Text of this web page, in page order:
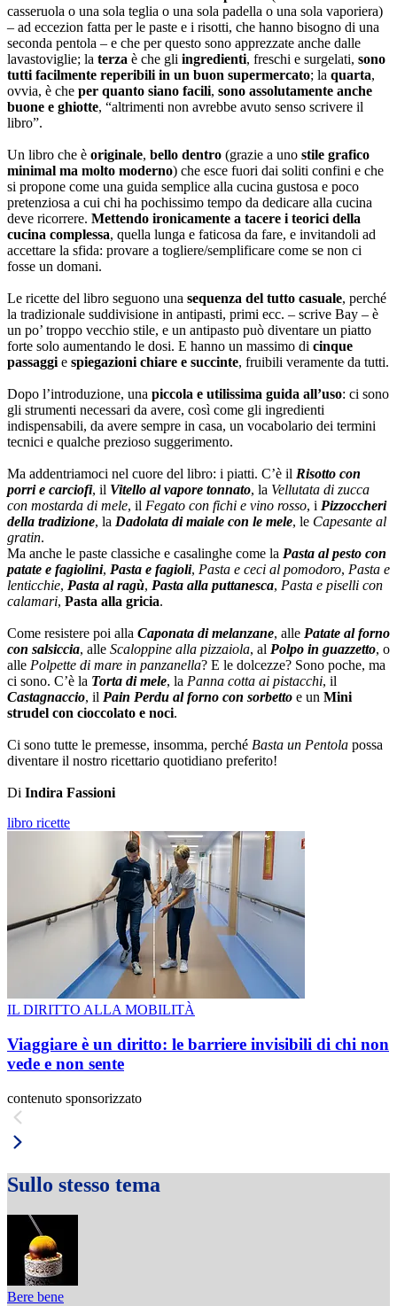
casseruola o una sola teglia o una sola padella o una sola vaporiera)
– ad eccezion fatta per le paste e i risotti, che hanno bisogno di una
seconda pentola – e che per questo sono apprezzate anche dalle
lavastoviglie; la terza è che gli ingredienti, freschi e surgelati, sono
tutti facilmente reperibili in un buon supermercato; la quarta,
ovvia, è che per quanto siano facili, sono assolutamente anche
buone e ghiotte, “altrimenti non avrebbe avuto senso scrivere il
libro”.
Un libro che è originale, bello dentro (grazie a uno stile grafico
minimal ma molto moderno) che esce fuori dai soliti confini e che
si propone come una guida semplice alla cucina gustosa e poco
pretenziosa a cui chi ha pochissimo tempo da dedicare alla cucina
deve ricorrere. Mettendo ironicamente a tacere i teorici della
cucina complessa, quella lunga e faticosa da fare, e invitandoli ad
accettare la sfida: provare a togliere/semplificare come se non ci
fosse un domani.
Le ricette del libro seguono una sequenza del tutto casuale, perché
la tradizionale suddivisione in antipasti, primi ecc. – scrive Bay – è
un po’ troppo vecchio stile, e un antipasto può diventare un piatto
forte solo aumentando le dosi. E hanno un massimo di cinque
passaggi e spiegazioni chiare e succinte, fruibili veramente da tutti.
Dopo l’introduzione, una piccola e utilissima guida all’uso: ci sono
gli strumenti necessari da avere, così come gli ingredienti
indispensabili, da avere sempre in casa, un vocabolario dei termini
tecnici e qualche prezioso suggerimento.
Ma addentriamoci nel cuore del libro: i piatti. C’è il Risotto con
porri e carciofi, il Vitello al vapore tonnato, la Vellutata di zucca
con mostarda di mele, il Fegato con fichi e vino rosso, i Pizzoccheri
della tradizione, la Dadolata di maiale con le mele, le Capesante al
gratin.
Ma anche le paste classiche e casalinghe come la Pasta al pesto con
patate e fagiolini, Pasta e fagioli, Pasta e ceci al pomodoro, Pasta e
lenticchie, Pasta al ragù, Pasta alla puttanesca, Pasta e piselli con
calamari, Pasta alla gricia.
Come resistere poi alla Caponata di melanzane, alle Patate al forno
con salsiccia, alle Scaloppine alla pizzaiola, al Polpo in guazzetto, o
alle Polpette di mare in panzanella? E le dolcezze? Sono poche, ma
ci sono. C’è la Torta di mele, la Panna cotta ai pistacchi, il
Castagnaccio, il Pain Perdu al forno con sorbetto e un Mini
strudel con cioccolato e noci.
Ci sono tutte le premesse, insomma, perché Basta un Pentola possa
diventare il nostro ricettario quotidiano preferito!
Di Indira Fassioni
libro ricette
IL DIRITTO ALLA MOBILITÀ
Viaggiare è un diritto: le barriere invisibili di chi non
vede e non sente
contenuto sponsorizzato
Sullo stesso tema
Bere bene